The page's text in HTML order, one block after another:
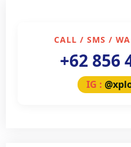
CALL / SMS /
+62 856
IG :